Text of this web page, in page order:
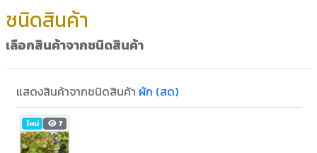
ชนิดสินค้า
เลือกสินค้าจากชนิดสินค้า
แสดงสินค้าจากชนิดสินค้า ผัก (สด)
ใหม่ 7